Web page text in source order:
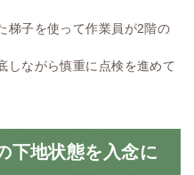
梯子を使って作業員が2階の
しながら慎重に点検を進めて
下地状態を入念に